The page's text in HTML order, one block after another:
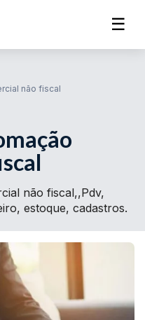
☰
não fiscal
não fiscal,,Pdv,
estoque, cadastros.